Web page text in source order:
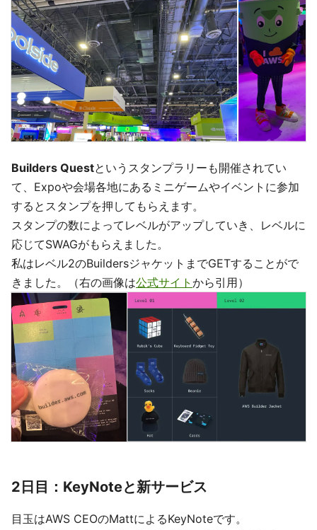
Builders Questというスタンプラリーも開催されてい
て、Expoや会場各地にあるミニゲームやイベントに参加
するとスタンプを押してもらえます。
スタンプの数によってレベルがアップしていき、レベルに
応じてSWAGがもらえました。
私はレベル2のBuildersジャケットまでGETすることがで
きました。（右の画像は公式サイト から引用）
2日目：KeyNoteと新サービス
目玉はAWS CEOのMattによるKeyNoteです。